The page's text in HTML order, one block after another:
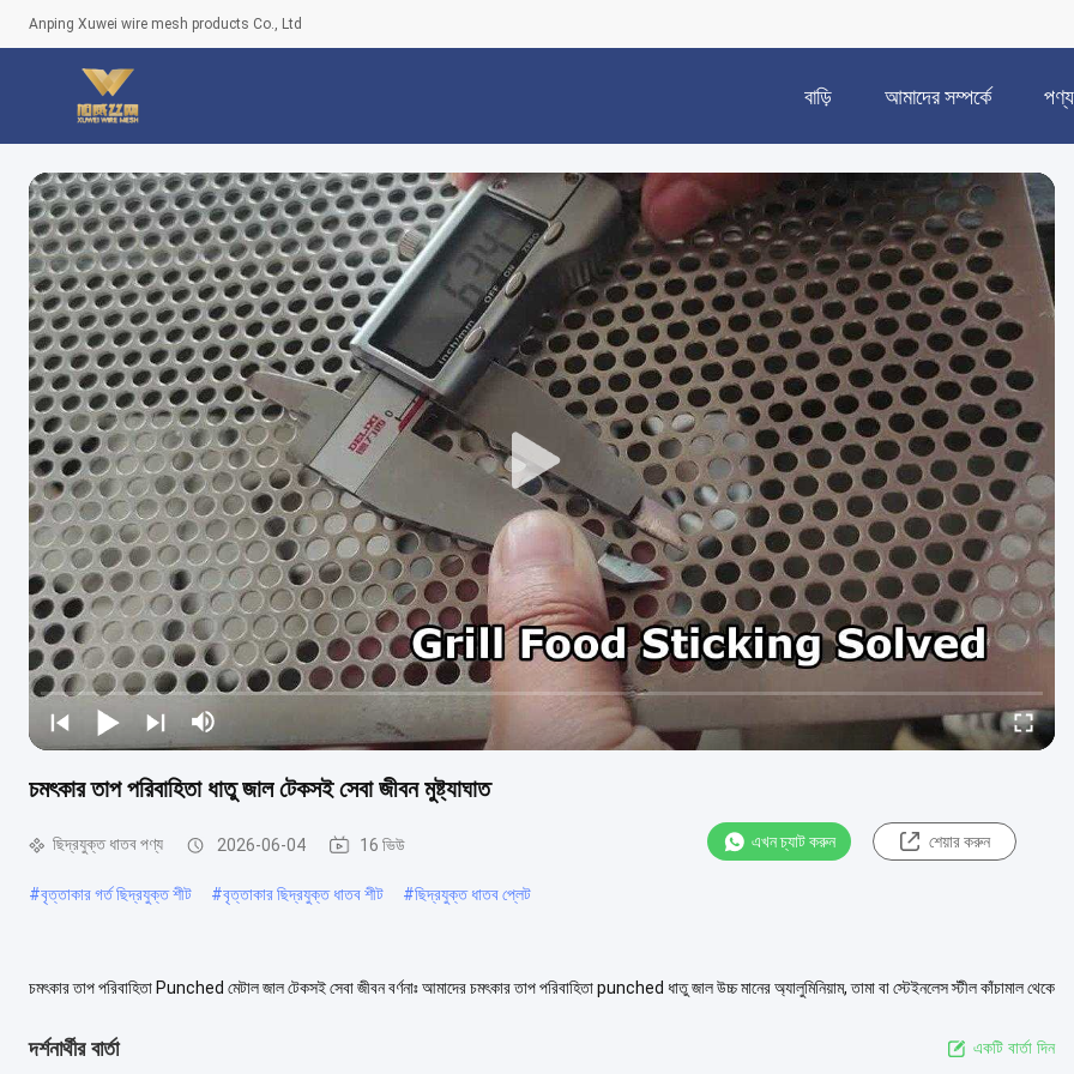
Anping Xuwei wire mesh products Co., Ltd
বাড়ি আমাদের সম্পর্কে পণ্য
চমৎকার তাপ পরিবাহিতা ধাতু জাল টেকসই সেবা জীবন মুষ্ট্যাঘাত
ছিদ্রযুক্ত ধাতব পণ্য 2026-06-04 16 ভিউ এখন চ্যাট করুন শেয়ার করুন
#বৃত্তাকার গর্ত ছিদ্রযুক্ত শীট #বৃত্তাকার ছিদ্রযুক্ত ধাতব শীট #ছিদ্রযুক্ত ধাতব প্লেট
চমৎকার তাপ পরিবাহিতা Punched মেটাল জাল টেকসই সেবা জীবন বর্ণনাঃ আমাদের চমৎকার তাপ পরিবাহিতা punched ধাতু জাল উচ্চ মানের অ্যালুমিনিয়াম, তামা বা স্টেইনলেস স্টীল কাঁচামাল থেকে
দর্শনার্থীর বার্তা একটি বার্তা দিন